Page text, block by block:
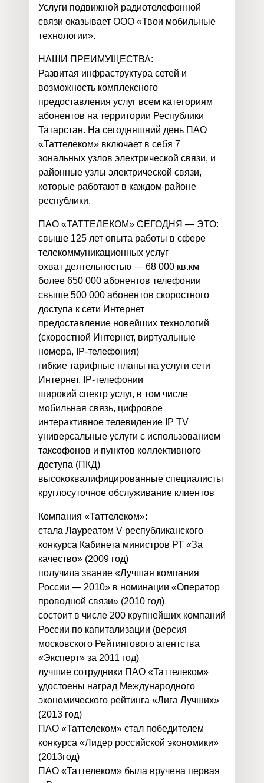
Услуги подвижной радиотелефонной
связи оказывает ООО «Твои мобильные
технологии».
НАШИ ПРЕИМУЩЕСТВА:
Развитая инфраструктура сетей и
возможность комплексного
предоставления услуг всем категориям
абонентов на территории Республики
Татарстан. На сегодняшний день ПАО
«Таттелеком» включает в себя 7
зональных узлов электрической связи, и
районные узлы электрической связи,
которые работают в каждом районе
республики.
ПАО «ТАТТЕЛЕКОМ» СЕГОДНЯ — ЭТО:
cвыше 125 лет опыта работы в сфере
телекоммуникационных услуг
охват деятельностью — 68 000 кв.км
более 650 000 абонентов телефонии
свыше 500 000 абонентов скоростного
доступа к сети Интернет
предоставление новейших технологий
(скоростной Интернет, виртуальные
номера, IP-телефония)
гибкие тарифные планы на услуги сети
Интернет, IP-телефонии
широкий спектр услуг, в том числе
мобильная связь, цифровое
интерактивное телевидение IP TV
универсальные услуги с использованием
таксофонов и пунктов коллективного
доступа (ПКД)
высококвалифицированные специалисты
круглосуточное обслуживание клиентов
Компания «Таттелеком»:
стала Лауреатом V республиканского
конкурса Кабинета министров РТ «За
качество» (2009 год)
получила звание «Лучшая компания
России — 2010» в номинации «Оператор
проводной связи» (2010 год)
состоит в числе 200 крупнейших компаний
России по капитализации (версия
московского Рейтингового агентства
«Эксперт» за 2011 год)
лучшие сотрудники ПАО «Таттелеком»
удостоены наград Международного
экономического рейтинга «Лига Лучших»
(2013 год)
ПАО «Таттелеком» стал победителем
конкурса «Лидер российской экономики»
(2013год)
ПАО «Таттелеком» была вручена первая